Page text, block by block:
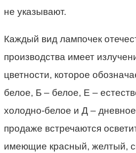
не указывают.
Каждый вид лампочек
производства имеет
цветности, которое
белое, Б – белое, Е –
холодно-белое и Д –
продаже встречаются
имеющие красный, желтый,